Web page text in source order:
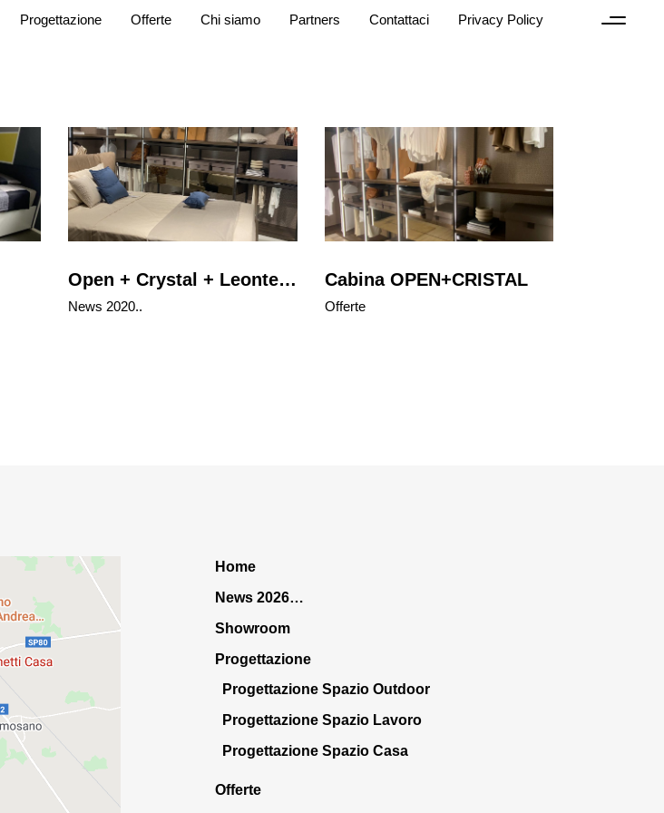
Progettazione Offerte Chi siamo Partners Contattaci Privacy Policy
Open + Crystal + Leonte…
News 2020..
Cabina OPEN+CRISTAL
Offerte
Home
News 2026…
Showroom
Progettazione
Progettazione Spazio Outdoor
Progettazione Spazio Lavoro
Progettazione Spazio Casa
Offerte